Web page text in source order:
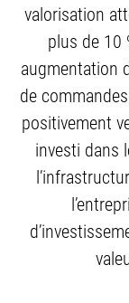
valorisation
plus de 10
augmentation
de
positivement
investi dans